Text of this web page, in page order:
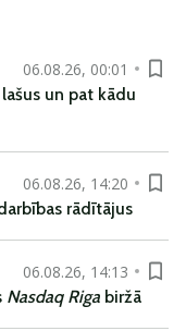
06.08.26, 00:01
un pat kādu
06.08.26, 14:20
rādītājus
06.08.26, 14:13
Nasdaq Riga biržā